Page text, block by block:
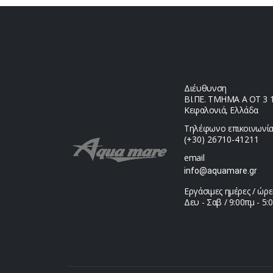
Διέυθυνση
ΒΙ.ΠΕ. ΤΜΗΜΑ Α ΟΤ 3
Κεφαλονιά, Ελλάδα
Τηλέφωνο
(+30) 26710-41211
email
info@aquamare.gr
Εργάσιμες ημέρες /
Δευ - Σαβ / 9:00πμ -